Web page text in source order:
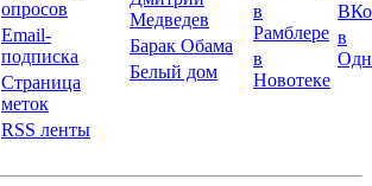
опросов
Email-
подписка
Страница
меток
RSS ленты
Медведев
Барак Обама
Белый дом
в
Рамблере
в
Новотеке
в